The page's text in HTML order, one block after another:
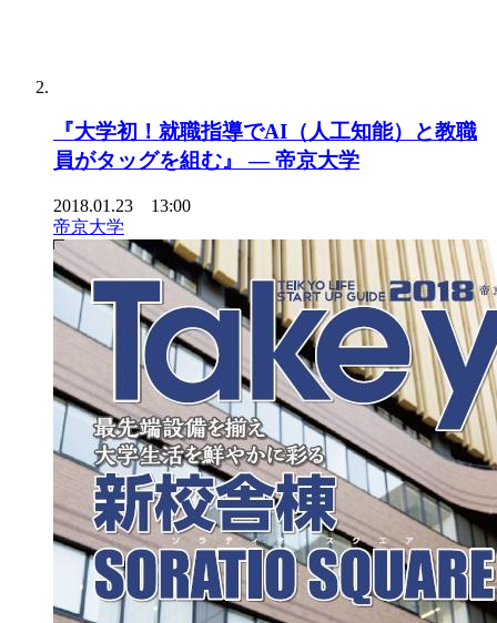
『大学初！就職指導でAI（人工知能）と教職
員がタッグを組む』 — 帝京大学
2018.01.23 13:00
帝京大学